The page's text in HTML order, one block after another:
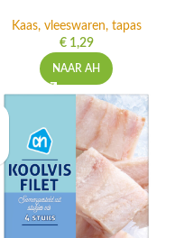
Kaas, vleeswaren, tapas
€1,29
NAAR AH